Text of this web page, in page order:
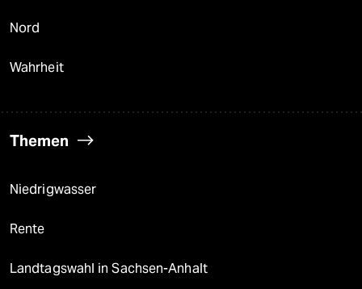
Nord
Wahrheit
Themen
Niedrigwasser
Rente
Landtagswahl in Sachsen-Anhalt